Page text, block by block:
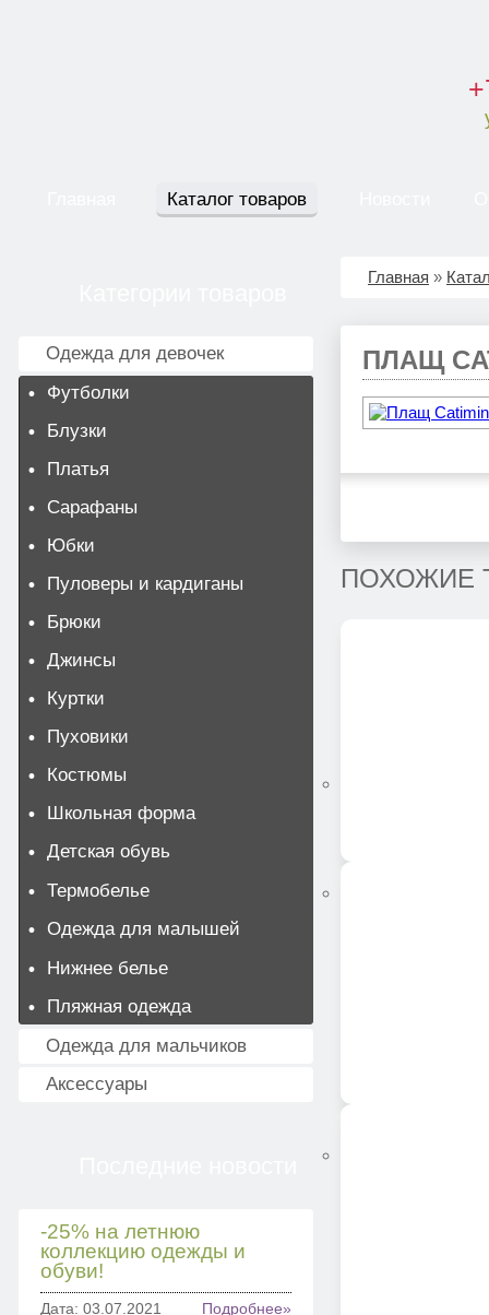
Каталог товаров
Главная »
ПЛАЩ
ПОХОЖИЕ
Одежда для девочек
Футболки
Блузки
Платья
Сарафаны
Юбки
Пуловеры и кардиганы
Брюки
Джинсы
Куртки
Пуховики
Костюмы
Школьная форма
Детская обувь
Термобелье
Одежда для малышей
Нижнее белье
Пляжная одежда
Одежда для мальчиков
Аксессуары
-25% на летнюю
коллекцию одежды и
обуви!
Дата: 03.07.2021 Подробнее»